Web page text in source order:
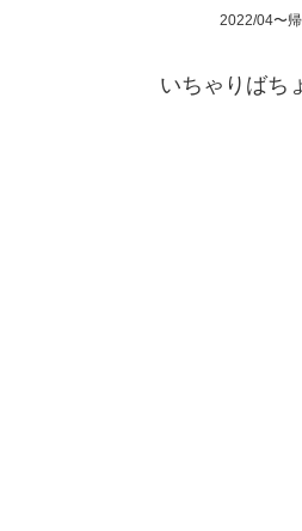
2022/04〜
いちゃりばち